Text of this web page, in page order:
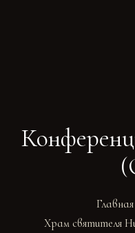
Храм святителя